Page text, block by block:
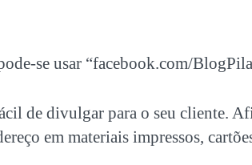
se usar “facebook.com/
de divulgar para o seu cliente.
em materiais impressos,